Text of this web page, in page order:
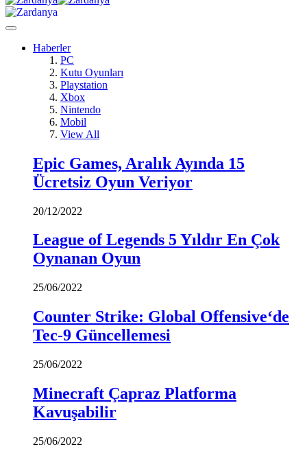
Haberler
PC
Kutu Oyunları
Playstation
Xbox
Nintendo
Mobil
View All
Epic Games, Aralık Ayında 15
Ücretsiz Oyun Veriyor
20/12/2022
League of Legends 5 Yıldır En Çok
Oynanan Oyun
25/06/2022
Counter Strike: Global Offensive‘de
Tec-9 Güncellemesi
25/06/2022
Minecraft Çapraz Platforma
Kavuşabilir
25/06/2022